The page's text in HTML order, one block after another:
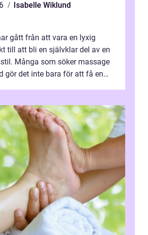
Isabelle Wiklund
gått från att vara en lyxig
till att bli en självklar del av en
Många som söker massage
gör det inte bara för att få en